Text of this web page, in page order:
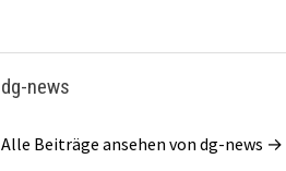
dg-news
Alle Beiträge ansehen von dg-news →